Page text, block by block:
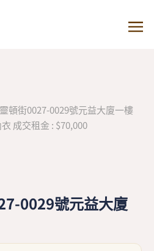
頓街0027-0029號元益大廈一樓
成交租金 : $70,000
0029號元益大廈